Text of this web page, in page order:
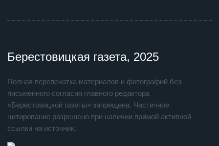
Берестовицкая газета, 2025
Полная перепечатка материалов и фотографий без
письменного согласия главного редактора
«Берестовицкой газеты» запрещена. Частичное
цитирование разрешено при наличии прямой активной
ссылки на источник.